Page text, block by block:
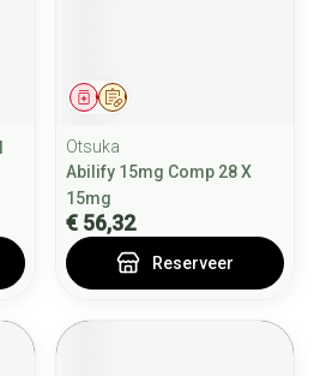
Op voorschrift
Geneesmiddel
Otsuka
Abilify 15mg Comp 28 X
15mg
€ 56,32
Reserveer